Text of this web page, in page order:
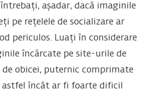
așadar, dacă imaginile
pe rețelele de socializare ar
periculos. Luați în considerare
încărcate pe site-urile de
de obicei, puternic comprimate
încât ar fi foarte dificil